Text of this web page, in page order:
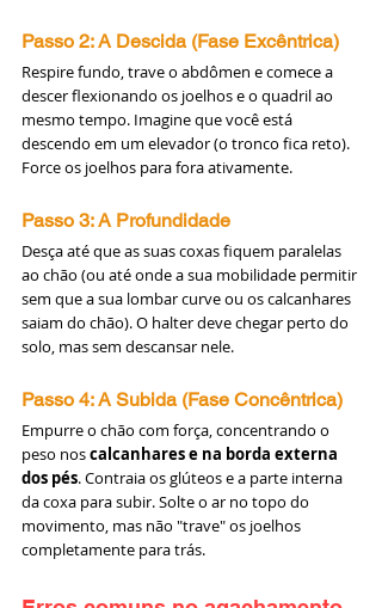
Passo 2: A Descida (Fase Excêntrica)
Respire fundo, trave o abdômen e comece a
descer flexionando os joelhos e o quadril ao
mesmo tempo. Imagine que você está
descendo em um elevador (o tronco fica reto).
Force os joelhos para fora ativamente.
Passo 3: A Profundidade
Desça até que as suas coxas fiquem paralelas
ao chão (ou até onde a sua mobilidade permitir
sem que a sua lombar curve ou os calcanhares
saiam do chão). O halter deve chegar perto do
solo, mas sem descansar nele.
Passo 4: A Subida (Fase Concêntrica)
Empurre o chão com força, concentrando o
peso nos calcanhares e na borda externa
dos pés. Contraia os glúteos e a parte interna
da coxa para subir. Solte o ar no topo do
movimento, mas não "trave" os joelhos
completamente para trás.